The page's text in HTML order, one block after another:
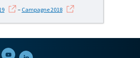
– Campagne 2018